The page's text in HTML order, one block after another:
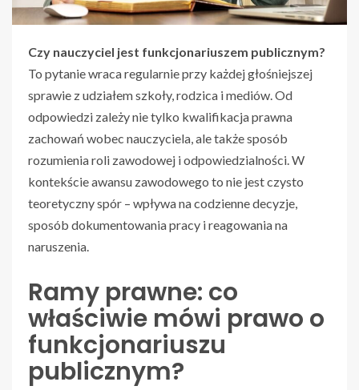
Czy nauczyciel jest funkcjonariuszem publicznym?
To pytanie wraca regularnie przy każdej głośniejszej
sprawie z udziałem szkoły, rodzica i mediów. Od
odpowiedzi zależy nie tylko kwalifikacja prawna
zachowań wobec nauczyciela, ale także sposób
rozumienia roli zawodowej i odpowiedzialności. W
kontekście awansu zawodowego to nie jest czysto
teoretyczny spór – wpływa na codzienne decyzje,
sposób dokumentowania pracy i reagowania na
naruszenia.
Ramy prawne: co
właściwie mówi prawo o
funkcjonariuszu
publicznym?